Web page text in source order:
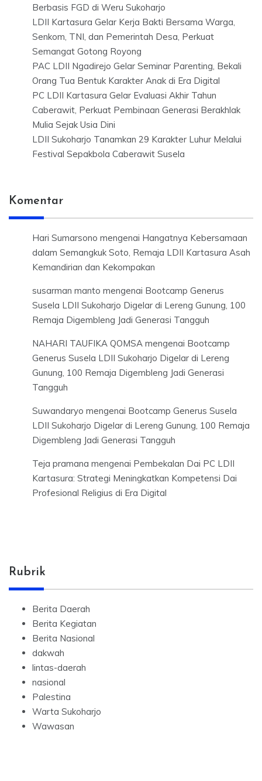
Berbasis FGD di Weru Sukoharjo
LDII Kartasura Gelar Kerja Bakti Bersama Warga,
Senkom, TNI, dan Pemerintah Desa, Perkuat
Semangat Gotong Royong
PAC LDII Ngadirejo Gelar Seminar Parenting, Bekali
Orang Tua Bentuk Karakter Anak di Era Digital
PC LDII Kartasura Gelar Evaluasi Akhir Tahun
Caberawit, Perkuat Pembinaan Generasi Berakhlak
Mulia Sejak Usia Dini
LDII Sukoharjo Tanamkan 29 Karakter Luhur Melalui
Festival Sepakbola Caberawit Susela
Komentar
Hari Sumarsono mengenai Hangatnya Kebersamaan
dalam Semangkuk Soto, Remaja LDII Kartasura Asah
Kemandirian dan Kekompakan
susarman manto mengenai Bootcamp Generus
Susela LDII Sukoharjo Digelar di Lereng Gunung, 100
Remaja Digembleng Jadi Generasi Tangguh
NAHARI TAUFIKA QOMSA mengenai Bootcamp
Generus Susela LDII Sukoharjo Digelar di Lereng
Gunung, 100 Remaja Digembleng Jadi Generasi
Tangguh
Suwandaryo mengenai Bootcamp Generus Susela
LDII Sukoharjo Digelar di Lereng Gunung, 100 Remaja
Digembleng Jadi Generasi Tangguh
Teja pramana mengenai Pembekalan Dai PC LDII
Kartasura: Strategi Meningkatkan Kompetensi Dai
Profesional Religius di Era Digital
Rubrik
Berita Daerah
Berita Kegiatan
Berita Nasional
dakwah
lintas-daerah
nasional
Palestina
Warta Sukoharjo
Wawasan